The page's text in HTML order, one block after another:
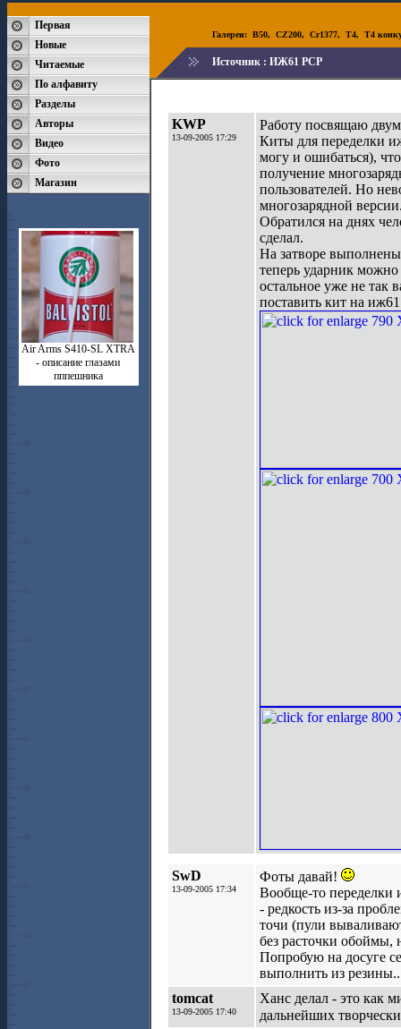
Первая
Новые
Читаемые
По алфавиту
Разделы
Авторы
Видео
Фото
Магазин
Air Arms S410-SL XTRA
- описание глазами
пппешника
Галереи: B50, CZ200, Cr1377, T4, T4
Источник : ИЖ61 PCP
KWP
13-09-2005 17:29
Работу посвящаю
Киты для переделки
могу и ошибаться),
получение
пользователей. Но
многозарядной
Обратился на днях
сделал.
На затворе
теперь ударник можно
остальное уже не так
поставить кит на
SwD
13-09-2005 17:34
Фоты давай!
Вообще-то переделки
- редкость из-за
точи (пули
без расточки обоймы,
Попробую на досуге
выполнить из
tomcat
13-09-2005 17:40
Ханс делал - это как
дальнейших